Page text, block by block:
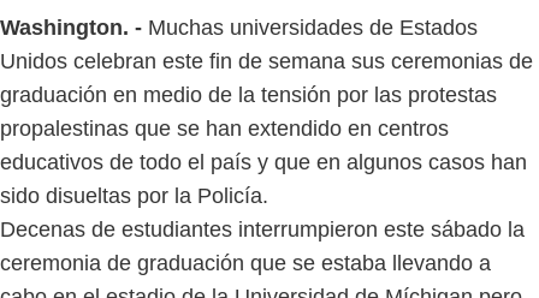
Washington. - Muchas universidades de Estados
Unidos celebran este fin de semana sus ceremonias de
graduación en medio de la tensión por las protestas
propalestinas que se han extendido en centros
educativos de todo el país y que en algunos casos han
sido disueltas por la Policía.
Decenas de estudiantes interrumpieron este sábado la
ceremonia de graduación que se estaba llevando a